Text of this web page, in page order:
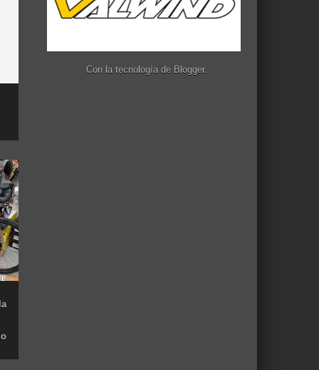
Con la tecnología de Blogger.